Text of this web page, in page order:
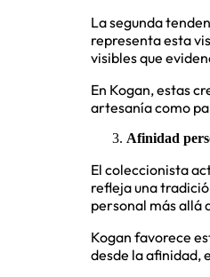
La segunda
representa esta
visibles que
En Kogan, estas
artesanía como
Afinidad
El coleccionista
refleja una
personal más allá
Kogan favorece
desde la afinidad,